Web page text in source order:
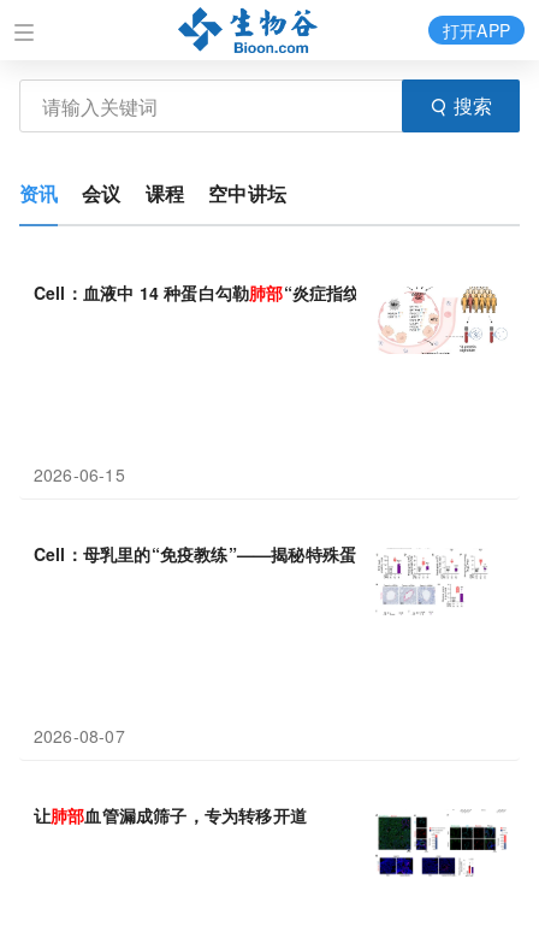
搜索
打开APP
资讯 会议 课程 空中讲坛
Cell：血液中 14 种蛋白勾勒肺部“炎症指纹”，提前五年预警肺癌
2026-06-15
Cell：母乳里的“免疫教练”——揭秘特殊蛋白教会婴儿肺部 抗感染
2026-08-07
让肺部血管漏成筛子，专为转移开道